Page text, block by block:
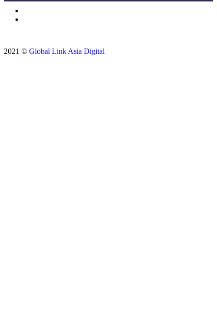
2021 © Global Link Asia Digital